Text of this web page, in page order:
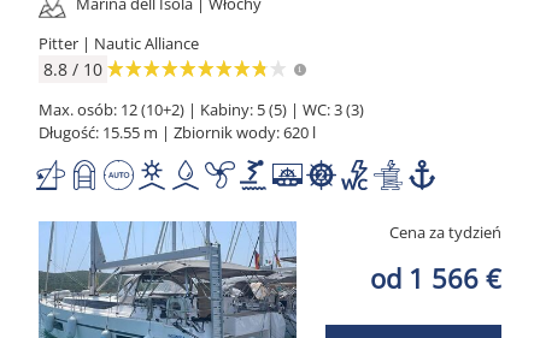
Pitter | Nautic Alliance
8.8 / 10
Max. osób: 12 (10+2) | Kabiny: 5 (5) | WC: 3 (3)
Długość: 15.55 m | Zbiornik wody: 620 l
Cena za tydzień
od 1 566 €